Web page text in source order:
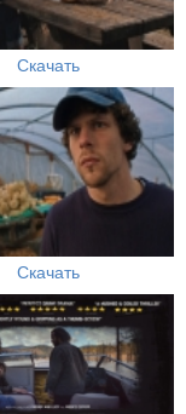
Скачать
Скачать